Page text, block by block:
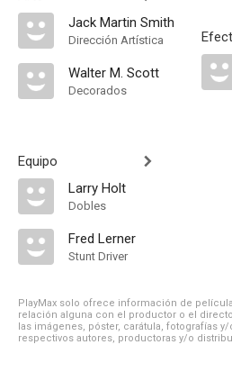
Jack Martin Smith
Dirección Artística
Walter M. Scott
Decorados
Equipo
Larry Holt
Dobles
Fred Lerner
Stunt Driver
PlayMax solo ofrece información de
relación alguna con el productor o el
las imágenes, póster, carátula, fotografías
respectivos autores, productoras y/o